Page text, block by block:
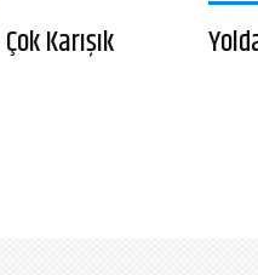
Karışık